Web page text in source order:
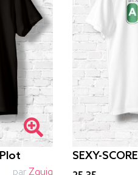
par Zguig
SEXY-SCORE